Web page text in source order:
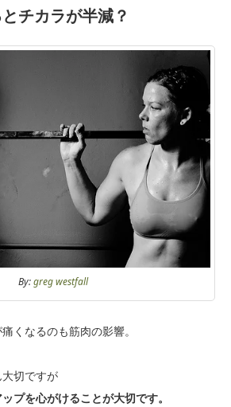
チカラが半減？
By:greg westfall
くなるのも筋肉の影響。
切ですが
プを心がけることが大切です。